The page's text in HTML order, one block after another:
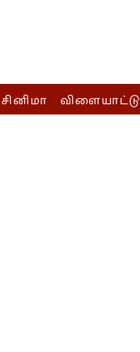
சினிமா விளையாட்டு